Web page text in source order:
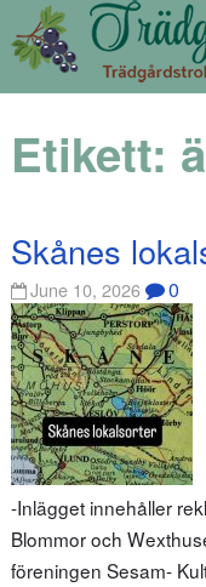
Etikett:
Skånes
June 10, 2026 0
-Inlägget innehåller
Blommor och
föreningen Sesam-